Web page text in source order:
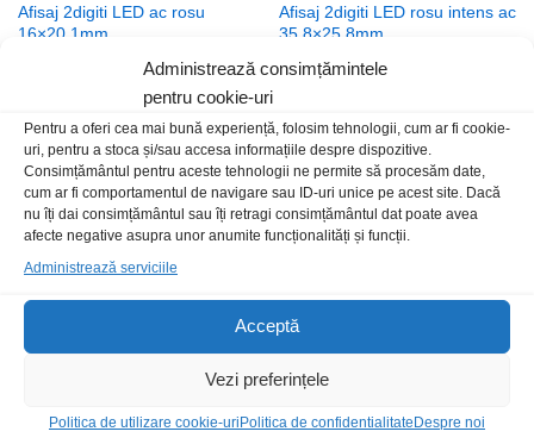
Administrează consimțămintele
pentru cookie-uri
Pentru a oferi cea mai bună experiență, folosim tehnologii, cum ar fi cookie-
uri, pentru a stoca și/sau accesa informațiile despre dispozitive.
Consimțământul pentru aceste tehnologii ne permite să procesăm date,
cum ar fi comportamentul de navigare sau ID-uri unice pe acest site. Dacă
nu îți dai consimțământul sau îți retragi consimțământul dat poate avea
afecte negative asupra unor anumite funcționalități și funcții.
Administrează serviciile
Acceptă
Vezi preferințele
Politica de utilizare cookie-uriPolitica de confidentialitateDespre noi
Afisaj 2digiti LED ac rosu
16×20.1mm
Afisaj 2digiti LED rosu intens ac
35.8×25.8mm
10,00lei/Buc
Afisaj Inchis-Deschis cu LED-
70,00lei/Buc
Stoc epuizat
Afisor 2dig cc LED albastru
15,00lei/Buc